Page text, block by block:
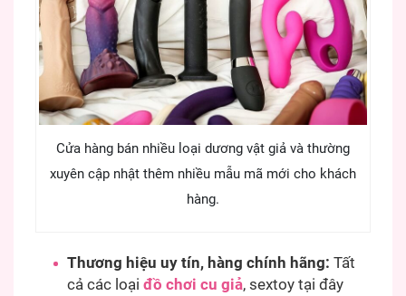
Cửa hàng bán nhiều loại dương vật giả và thường
xuyên cập nhật thêm nhiều mẫu mã mới cho khách
hàng.
Thương hiệu uy tín, hàng chính hãng: Tất
cả các loại đồ chơi cu giả, sextoy tại đây